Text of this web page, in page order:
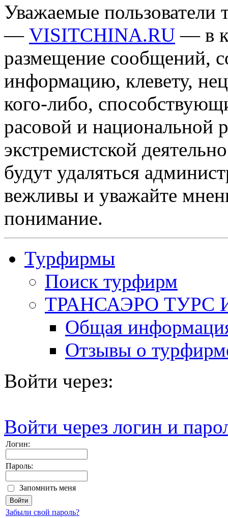
Уважаемые пользователи
— VISITCHINA.RU — в
размещение сообщений,
информацию, клевету,
кого-либо,
расовой и национальной
экстремистской
будут удаляться
вежливы и уважайте
понимание.
Турфирмы
Поиск турфирм
ТРАНСАЭРО ТУРС
Общая
Отзывы о
Войти через:
Войти через логин и
Логин:
Пароль:
Запомнить меня
Забыли свой пароль?